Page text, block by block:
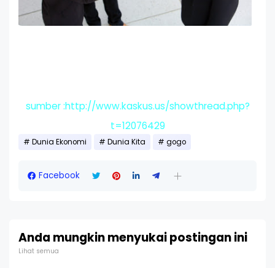
sumber :http://www.kaskus.us/showthread.php?
t=12076429
Dunia Ekonomi Dunia Kita gogo
Facebook
Anda mungkin menyukai postingan ini
Lihat semua